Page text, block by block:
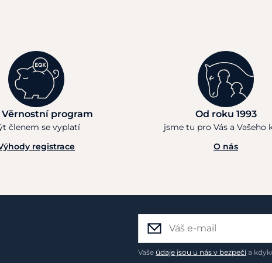
Věrnostní program
členem se vyplatí
registrace
Od roku 1993
jsme tu pro Vás a Vašeho
O nás
Vaše údaje jsou u nás v bezpečía